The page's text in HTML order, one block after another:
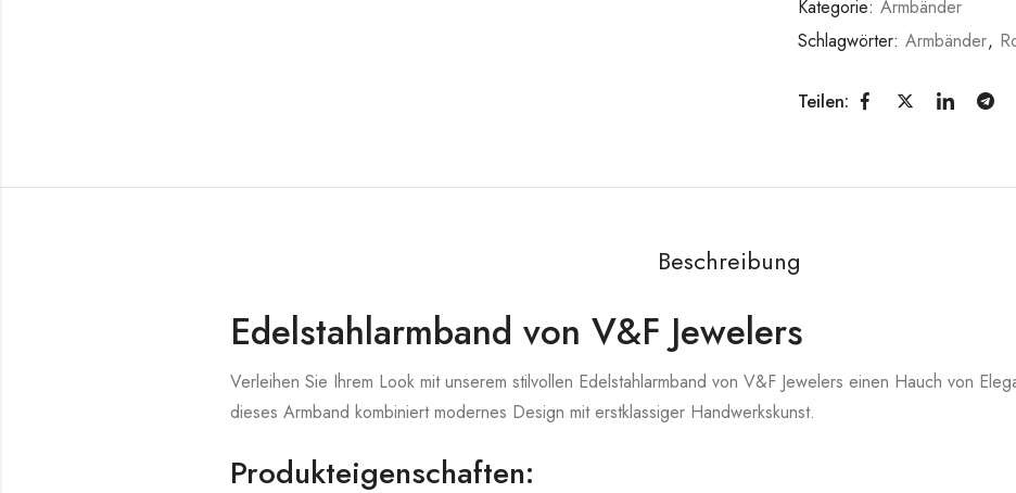
Kategorie: Armbänder
Schlagwörter: Armbänder,
Teilen:
Beschreibung
Edelstahlarmband von V&F Jewelers
Verleihen Sie Ihrem Look mit unserem stilvollen Edelstahlarmband von V&F Jewelers einen Hauch von
dieses Armband kombiniert modernes Design mit erstklassiger Handwerkskunst.
Produkteigenschaften: